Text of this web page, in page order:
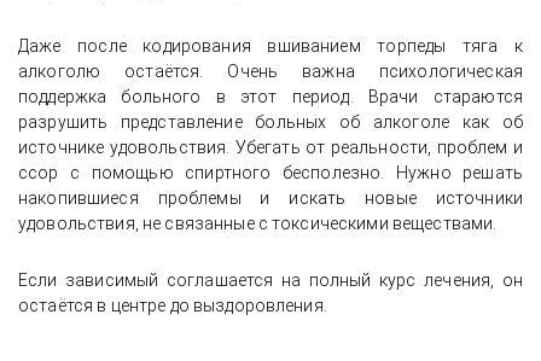
Даже после кодирования вшиванием торпеды тяга к
алкоголю остаётся. Очень важна психологическая
поддержка больного в этот период. Врачи стараются
разрушить представление больных об алкоголе как об
источнике удовольствия. Убегать от реальности, проблем и
ссор с помощью спиртного бесполезно. Нужно решать
накопившиеся проблемы и искать новые источники
удовольствия, не связанные с токсическими веществами.
Если зависимый соглашается на полный курс лечения, он
остаётся в центре до выздоровления.